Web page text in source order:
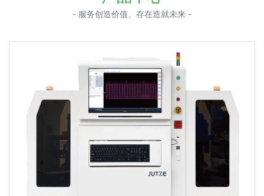
- 服务创造价值、存在造就未来 -